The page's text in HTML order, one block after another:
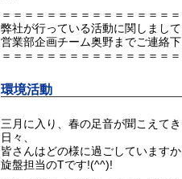
＝＝＝＝＝＝＝＝＝＝＝＝＝＝＝
弊社が行っている活動に関しまし
営業部企画チーム奥野までご連絡
＝＝＝＝＝＝＝＝＝＝＝＝＝＝＝
環境活動
三月に入り、春の足音が聞こえて
日々、
皆さんはどの様に過ごしています
旋盤担当のTです!(^^)!